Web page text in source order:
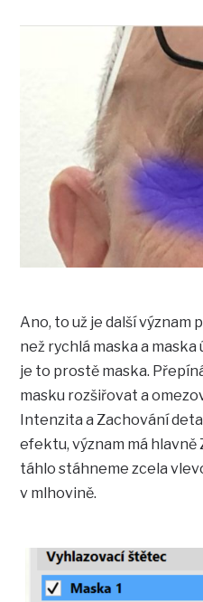
Ano, to už je další význam
než rychlá maska a maska
je to prostě maska.
masku rozšiřovat a
Intenzita a Zachování
efektu, význam má hlavně
táhlo stáhneme zcela
v mlhovině.